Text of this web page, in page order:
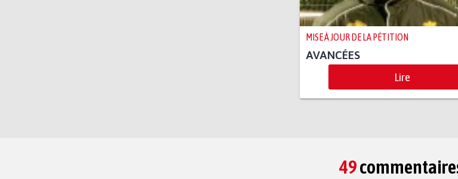
MISE À JOUR DE LA PÉTITION
AVANCÉES
Lire
49